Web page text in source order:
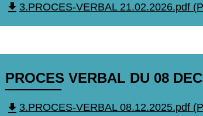
file_download 3.PROCES-VERBAL 21.02.2026.pdf
PROCES VERBAL DU 08
file_download 3.PROCES-VERBAL 08.12.2025.pdf